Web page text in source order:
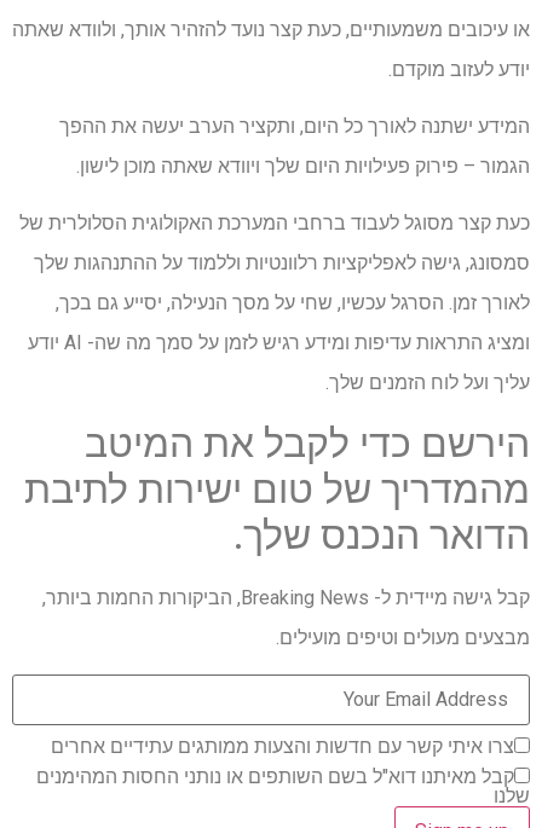
או עיכובים משמעותיים, כעת קצר נועד להזהיר אותך, ולוודא שאתה
יודע לעזוב מוקדם.
המידע ישתנה לאורך כל היום, ותקציר הערב יעשה את ההפך
הגמור – פירוק פעילויות היום שלך ויוודא שאתה מוכן לישון.
כעת קצר מסוגל לעבוד ברחבי המערכת האקולוגית הסלולרית של
סמסונג, גישה לאפליקציות רלוונטיות וללמוד על ההתנהגות שלך
לאורך זמן. הסרגל עכשיו, שחי על מסך הנעילה, יסייע גם בכך,
ומציג התראות עדיפות ומידע רגיש לזמן על סמך מה שה- AI יודע
עליך ועל לוח הזמנים שלך.
הירשם כדי לקבל את המיטב
מהמדריך של טום ישירות לתיבת
הדואר הנכנס שלך.
קבל גישה מיידית ל- Breaking News, הביקורות החמות ביותר,
מבצעים מעולים וטיפים מועילים.
צרו איתי קשר עם חדשות והצעות ממותגים עתידיים אחרים
קבל מאיתנו דוא"ל בשם השותפים או נותני החסות המהימנים
שלנו